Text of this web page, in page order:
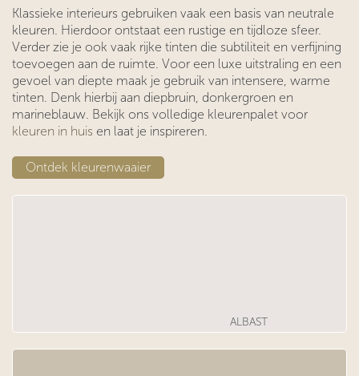
Klassieke interieurs gebruiken vaak een basis van neutrale
kleuren. Hierdoor ontstaat een rustige en tijdloze sfeer.
Verder zie je ook vaak rijke tinten die subtiliteit en verfijning
toevoegen aan de ruimte. Voor een luxe uitstraling en een
gevoel van diepte maak je gebruik van intensere, warme
tinten. Denk hierbij aan diepbruin, donkergroen en
marineblauw. Bekijk ons volledige kleurenpalet voor
kleuren in huis en laat je inspireren.
​​Ontdek kleurenwaai​​er
ALBAST​​